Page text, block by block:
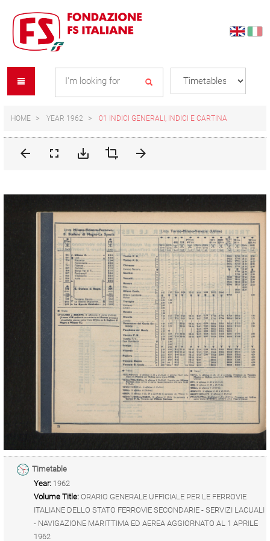
content
navigation
menu
HOME YEAR 1962 01 INDICI GENERALI, INDICI E CARTINA
Timetable
Year: 1962
Volume Title: ORARIO GENERALE UFFICIALE PER LE FERROVIE
ITALIANE DELLO STATO FERROVIE SECONDARIE - SERVIZI LACUALI
- NAVIGAZIONE MARITTIMA ED AEREA AGGIORNATO AL 1 APRILE
1962